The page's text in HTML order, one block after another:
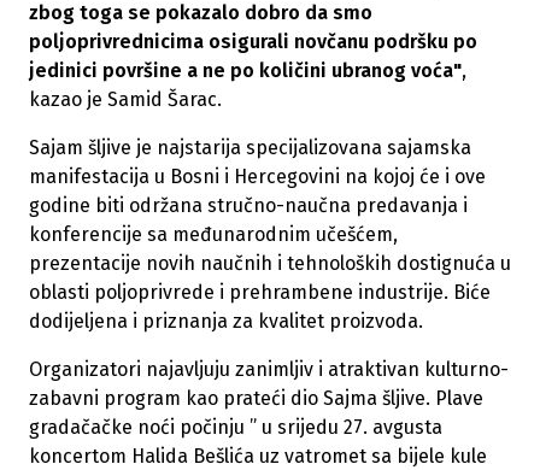
zbog toga se pokazalo dobro da smo
poljoprivrednicima osigurali novčanu podršku po
jedinici površine a ne po količini ubranog voća",
kazao je Samid Šarac.
Sajam šljive je najstarija specijalizovana sajamska
manifestacija u Bosni i Hercegovini na kojoj će i ove
godine biti održana stručno-naučna predavanja i
konferencije sa međunarodnim učešćem,
prezentacije novih naučnih i tehnoloških dostignuća u
oblasti poljoprivrede i prehrambene industrije. Biće
dodijeljena i priznanja za kvalitet proizvoda.
Organizatori najavljuju zanimljiv i atraktivan kulturno-
zabavni program kao prateći dio Sajma šljive. Plave
gradačačke noći počinju ” u srijedu 27. avgusta
koncertom Halida Bešlića uz vatromet sa bijele kule